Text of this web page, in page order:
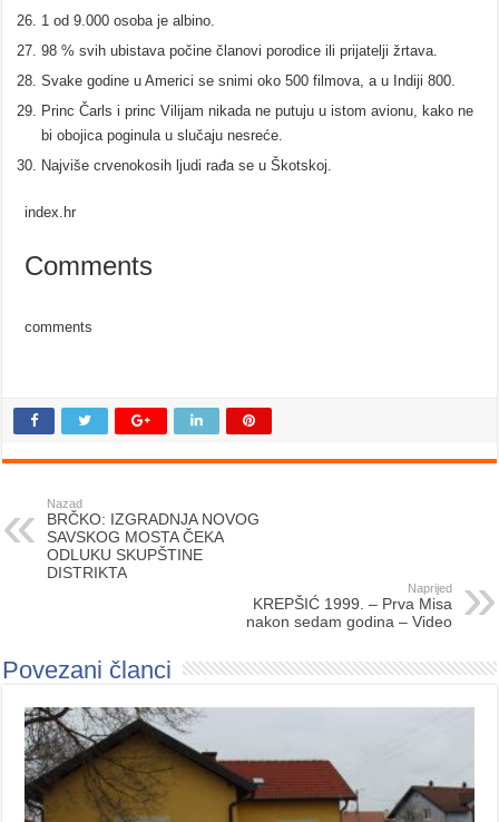
1 od 9.000 osoba je albino.
98 % svih ubistava počine članovi porodice ili prijatelji žrtava.
Svake godine u Americi se snimi oko 500 filmova, a u Indiji 800.
Princ Čarls i princ Vilijam nikada ne putuju u istom avionu, kako ne
bi obojica poginula u slučaju nesreće.
Najviše crvenokosih ljudi rađa se u Škotskoj.
index.hr
Comments
comments
Nazad
BRČKO: IZGRADNJA NOVOG
SAVSKOG MOSTA ČEKA
ODLUKU SKUPŠTINE
DISTRIKTA
Naprijed
KREPŠIĆ 1999. – Prva Misa
nakon sedam godina – Video
Povezani članci